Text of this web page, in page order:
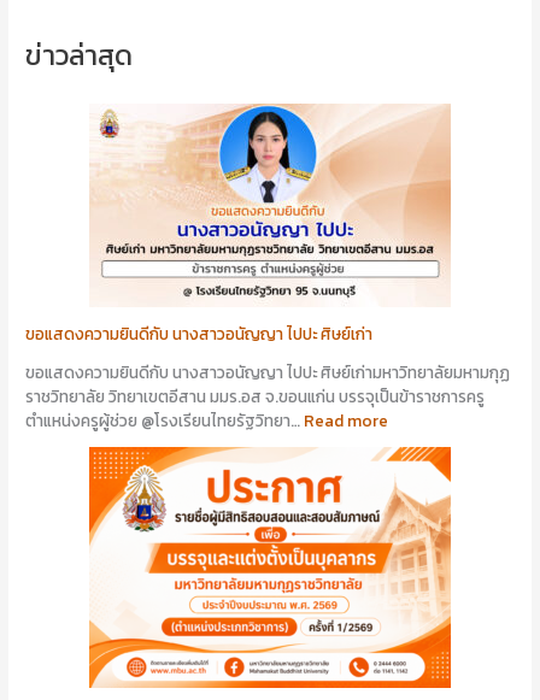
ข่าวล่าสุด
ขอแสดงความยินดีกับ นางสาวอนัญญา ไปปะ ศิษย์เก่า
ขอแสดงความยินดีกับ นางสาวอนัญญา ไปปะ ศิษย์เก่ามหาวิทยาลัยมหามกุฏ
ราชวิทยาลัย วิทยาเขตอีสาน มมร.อส จ.ขอนแก่น บรรจุเป็นข้าราชการครู
ตำแหน่งครูผู้ช่วย @โรงเรียนไทยรัฐวิทยา… Read more